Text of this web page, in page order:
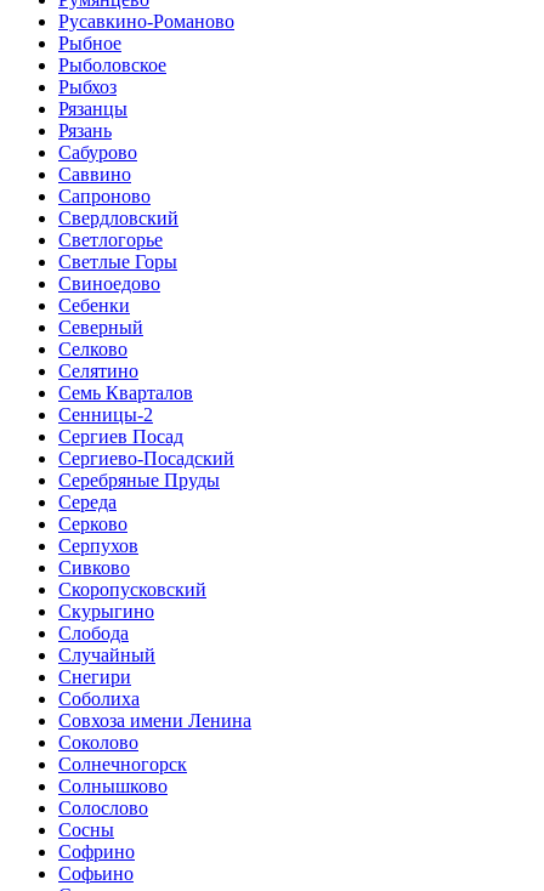
Русавкино-Романово
Рыбное
Рыболовское
Рыбхоз
Рязанцы
Рязань
Сабурово
Саввино
Сапроново
Свердловский
Светлогорье
Светлые Горы
Свиноедово
Себенки
Северный
Селково
Селятино
Семь Кварталов
Сенницы-2
Сергиев Посад
Сергиево-Посадский
Серебряные Пруды
Середа
Серково
Серпухов
Сивково
Скоропусковский
Скурыгино
Слобода
Случайный
Снегири
Соболиха
Совхоза имени Ленина
Соколово
Солнечногорск
Солнышково
Солослово
Сосны
Софрино
Софьино